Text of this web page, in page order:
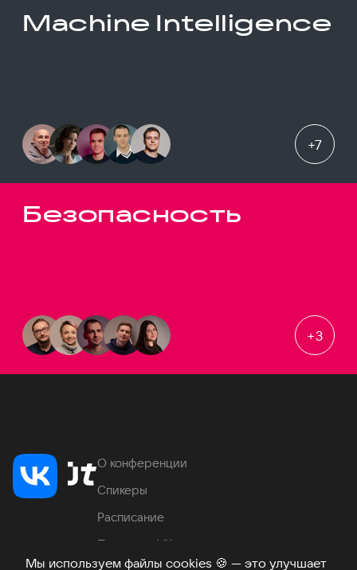
Мы используем файлы cookies 🍪 — это улучшает
Machine Intelligence
+7
Безопасность
+3
О конференции
Спикеры
Расписание
Продукты VK